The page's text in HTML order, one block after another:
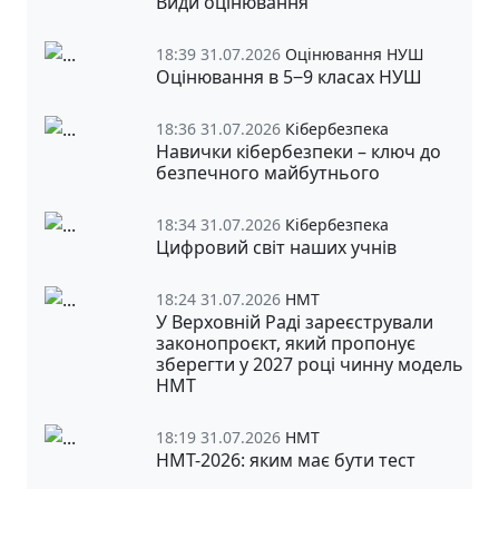
18:39 31.07.2026 Оцінювання НУШ
Оцінювання в 5‒9 класах НУШ
18:36 31.07.2026 Кібербезпека
Навички кібербезпеки – ключ до
безпечного майбутнього
18:34 31.07.2026 Кібербезпека
Цифровий світ наших учнів
18:24 31.07.2026 НМТ
У Верховній Раді зареєстрували
законопроєкт, який пропонує
зберегти у 2027 році чинну модель
НМТ
18:19 31.07.2026 НМТ
НМТ-2026: яким має бути тест